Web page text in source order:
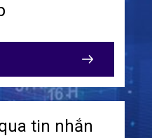
tin nhắn